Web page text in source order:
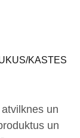
KASTES
un
un